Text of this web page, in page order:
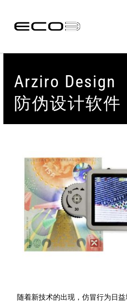
Arziro Design
防伪设计软件
随着新技术的出现，仿冒行为日